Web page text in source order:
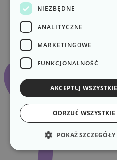
NIEZBĘDNE
ANALITYCZNE
MARKETINGOWE
FUNKCJONALNOŚĆ
AKCEPTUJ WSZYSTKIE
ODRZUĆ WSZYSTKIE
POKAŻ SZCZEGÓŁY